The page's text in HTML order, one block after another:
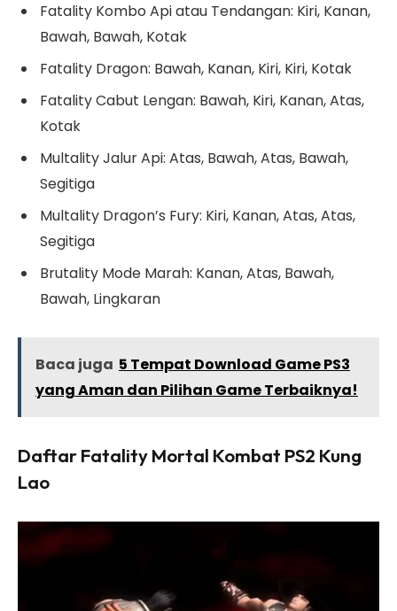
Fatality Kombo Api atau Tendangan: Kiri, Kanan,
Bawah, Bawah, Kotak
Fatality Dragon: Bawah, Kanan, Kiri, Kiri, Kotak
Fatality Cabut Lengan: Bawah, Kiri, Kanan, Atas,
Kotak
Multality Jalur Api: Atas, Bawah, Atas, Bawah,
Segitiga
Multality Dragon’s Fury: Kiri, Kanan, Atas, Atas,
Segitiga
Brutality Mode Marah: Kanan, Atas, Bawah,
Bawah, Lingkaran
Baca juga 5 Tempat Download Game PS3
yang Aman dan Pilihan Game Terbaiknya!
Daftar Fatality Mortal Kombat PS2 Kung
Lao